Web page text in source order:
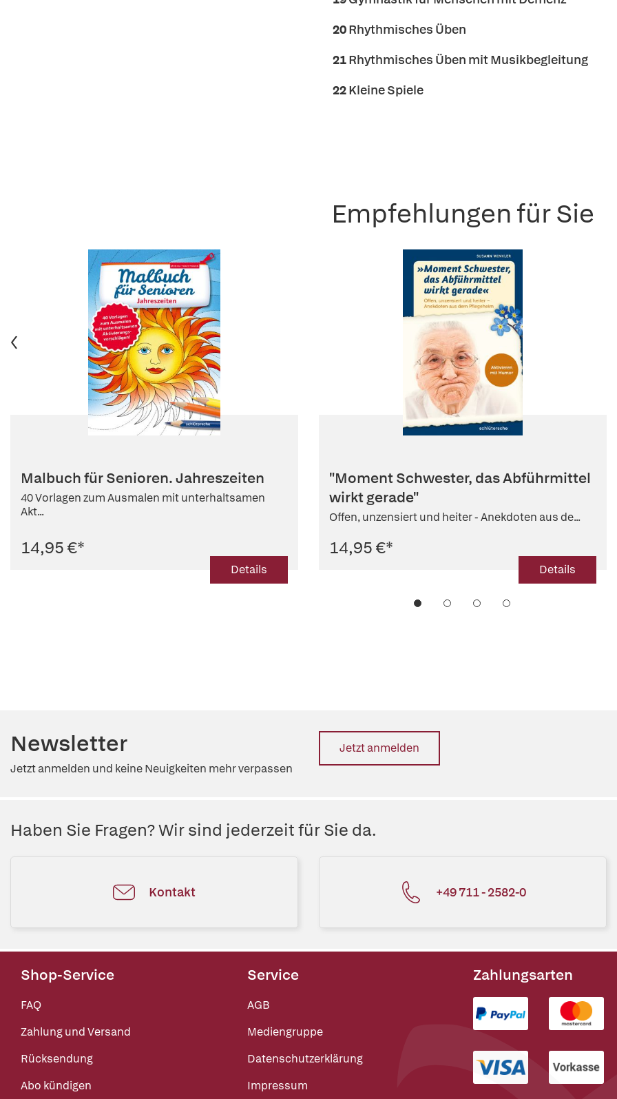
20Rhythmisches Üben
21Rhythmisches Üben mit Musikbegleitung
22Kleine Spiele
Empfehlungen für Sie
Malbuch für Senioren. Jahreszeiten
40 Vorlagen zum Ausmalen mit unterhaltsamen
Akt...
14,95 €*
Details
"Moment Schwester, das Abführmittel
wirkt gerade"
Offen, unzensiert und heiter - Anekdoten aus de...
14,95 €*
Details
Newsletter
Jetzt anmelden und keine Neuigkeiten mehr verpassen
Jetzt anmelden
Haben Sie Fragen? Wir sind jederzeit für Sie da.
Kontakt +49 711 - 2582-0
Shop-Service
FAQ
Zahlung und Versand
Rücksendung
Abo kündigen
Service
AGB
Mediengruppe
Datenschutzerklärung
Impressum
Zahlungsarten